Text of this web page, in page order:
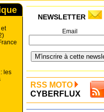
les
NEWSLETTER
Email
RSS MOTO
CYBERFLUX